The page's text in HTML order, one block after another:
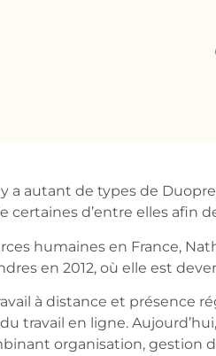
a autant de types de
d’entre elles afin
humaines en France,
en 2012, où elle est
à distance et présence
travail en ligne.
organisation, gestion